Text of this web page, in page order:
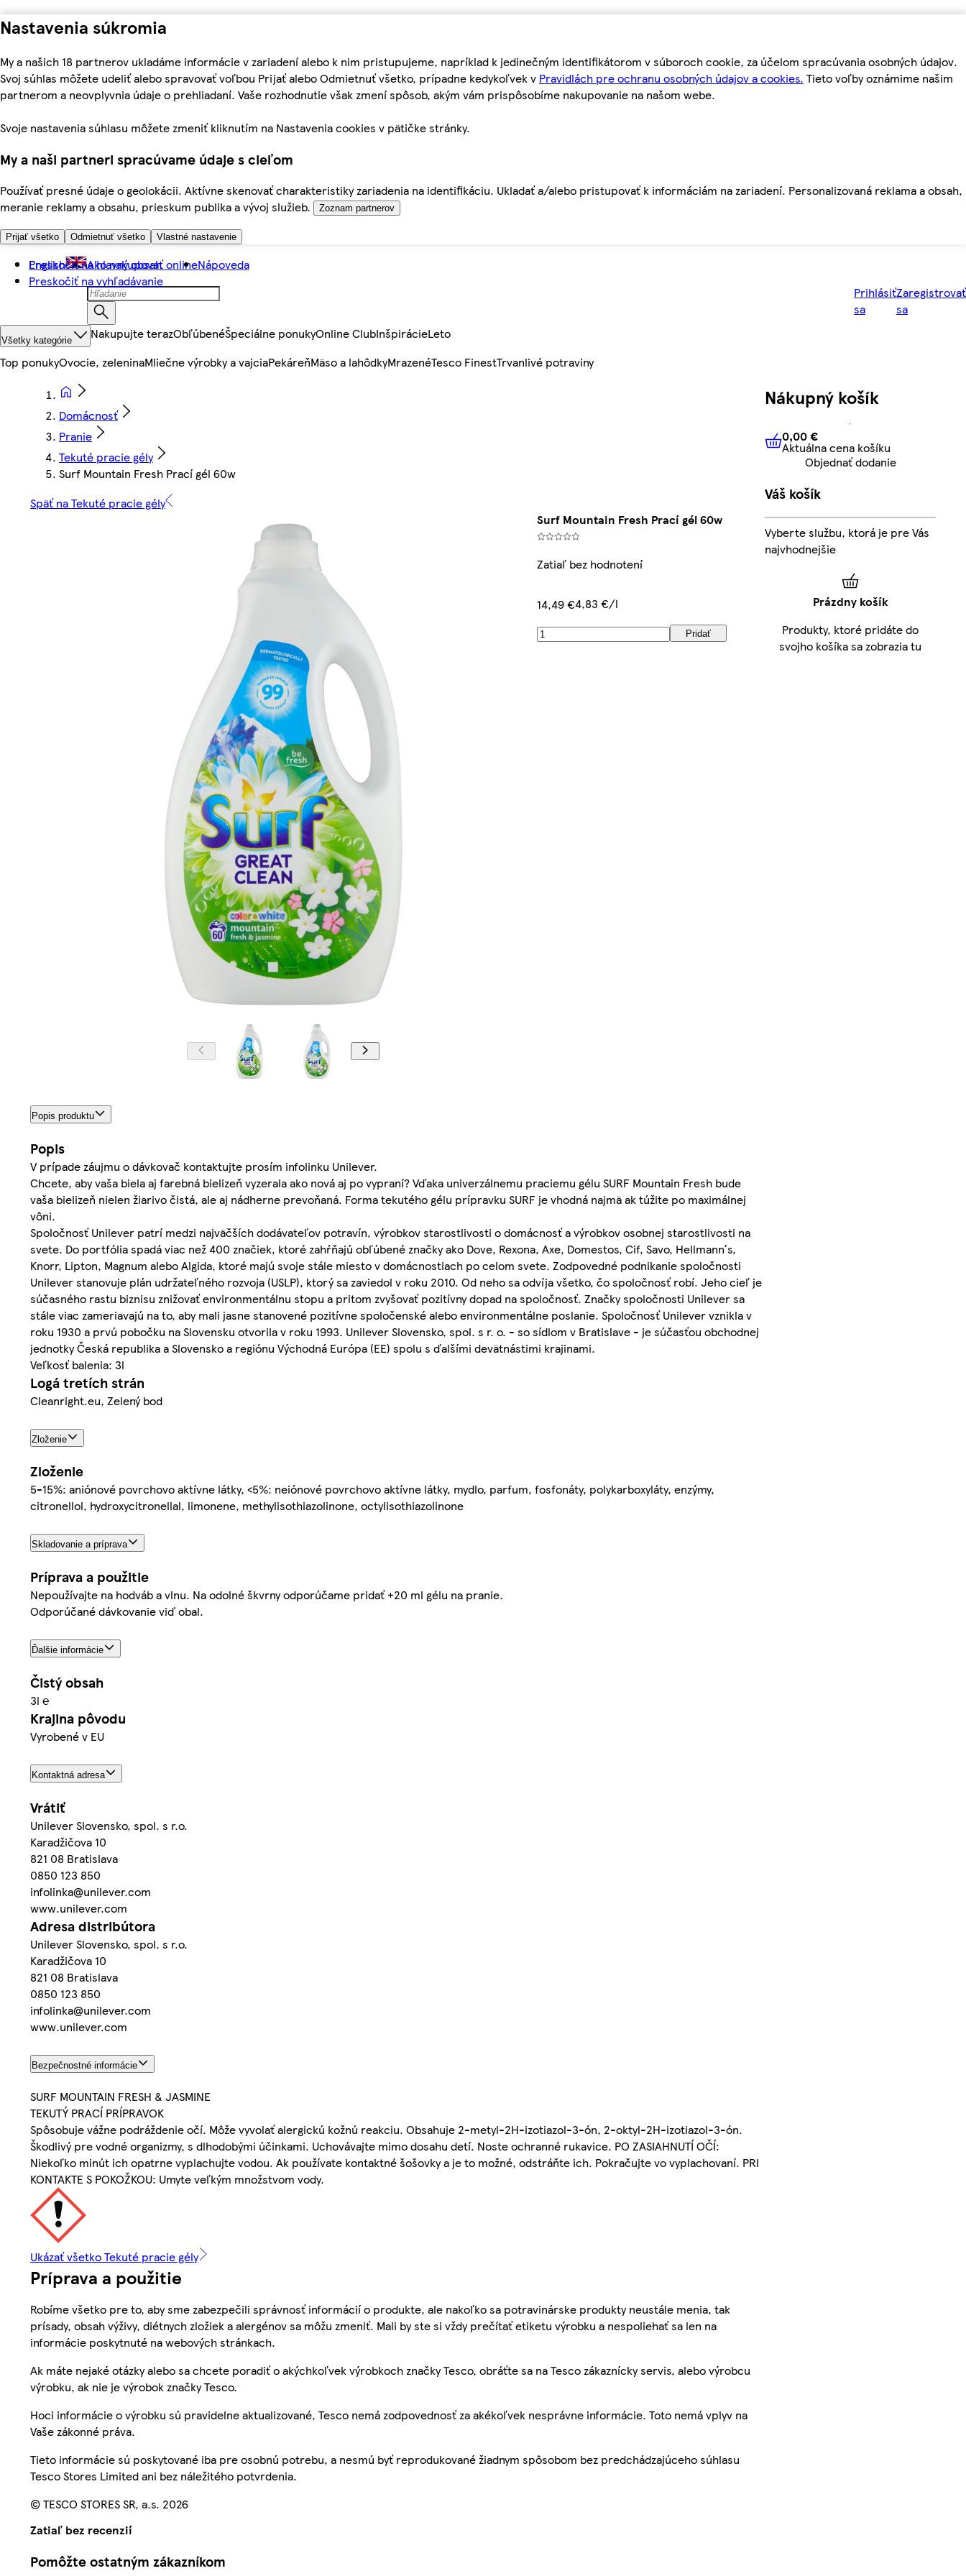
Nastavenia súkromia
My a našich 18 partnerov ukladáme informácie v zariadení alebo k nim pristupujeme, napríklad k jedinečným identifikátorom v súboroch cookie, za účelom spracúvania osobných údajov.
Svoj súhlas môžete udeliť alebo spravovať voľbou Prijať alebo Odmietnuť všetko, prípadne kedykoľvek v Pravidlách pre ochranu osobných údajov a cookies. Tieto voľby oznámime našim
partnerom a neovplyvnia údaje o prehliadaní. Vaše rozhodnutie však zmení spôsob, akým vám prispôsobíme nakupovanie na našom webe.
Svoje nastavenia súhlasu môžete zmeniť kliknutím na Nastavenia cookies v pätičke stránky.
My a naši partneri spracúvame údaje s cieľom
Používať presné údaje o geolokácii. Aktívne skenovať charakteristiky zariadenia na identifikáciu. Ukladať a/alebo pristupovať k informáciám na zariadení. Personalizovaná reklama a obsah,
meranie reklamy a obsahu, prieskum publika a vývoj služieb.
Zoznam partnerov
Prijať všetko Odmietnuť všetko Vlastné nastavenie
Preskočiť na hlavný obsah
Preskočiť na vyhľadávanie
English Ako nakupovať onlineNápoveda
Prihlásiť
sa
Zaregistrovať
sa
Všetky kategórie Nakupujte terazObľúbenéŠpeciálne ponukyOnline ClubInšpirácieLeto
Top ponukyOvocie, zeleninaMliečne výrobky a vajciaPekáreňMäso a lahôdkyMrazenéTesco FinestTrvanlivé potraviny
Domácnosť
Pranie
Tekuté pracie gély
Surf Mountain Fresh Prací gél 60w
Späť na Tekuté pracie gély
Surf Mountain Fresh Prací gél 60w
Zatiaľ bez hodnotení
14,49 €4,83 €/l
Pridať
Popis produktu
Popis
V prípade záujmu o dávkovač kontaktujte prosím infolinku Unilever.
Chcete, aby vaša biela aj farebná bielizeň vyzerala ako nová aj po vypraní? Vďaka univerzálnemu praciemu gélu SURF Mountain Fresh bude
vaša bielizeň nielen žiarivo čistá, ale aj nádherne prevoňaná. Forma tekutého gélu prípravku SURF je vhodná najmä ak túžite po maximálnej
vôni.
Spoločnosť Unilever patrí medzi najväčších dodávateľov potravín, výrobkov starostlivosti o domácnosť a výrobkov osobnej starostlivosti na
svete. Do portfólia spadá viac než 400 značiek, ktoré zahŕňajú obľúbené značky ako Dove, Rexona, Axe, Domestos, Cif, Savo, Hellmann´s,
Knorr, Lipton, Magnum alebo Algida, ktoré majú svoje stále miesto v domácnostiach po celom svete. Zodpovedné podnikanie spoločnosti
Unilever stanovuje plán udržateľného rozvoja (USLP), ktorý sa zaviedol v roku 2010. Od neho sa odvíja všetko, čo spoločnosť robí. Jeho cieľ je
súčasného rastu biznisu znižovať environmentálnu stopu a pritom zvyšovať pozitívny dopad na spoločnosť. Značky spoločnosti Unilever sa
stále viac zameriavajú na to, aby mali jasne stanovené pozitívne spoločenské alebo environmentálne poslanie. Spoločnosť Unilever vznikla v
roku 1930 a prvú pobočku na Slovensku otvorila v roku 1993. Unilever Slovensko, spol. s r. o. - so sídlom v Bratislave - je súčasťou obchodnej
jednotky Česká republika a Slovensko a regiónu Východná Európa (EE) spolu s ďalšími devätnástimi krajinami.
Veľkosť balenia: 3l
Logá tretích strán
Cleanright.eu, Zelený bod
Zloženie
Zloženie
5-15%: aniónové povrchovo aktívne látky, <5%: neiónové povrchovo aktívne látky, mydlo, parfum, fosfonáty, polykarboxyláty, enzýmy,
citronellol, hydroxycitronellal, limonene, methylisothiazolinone, octylisothiazolinone
Skladovanie a príprava
Príprava a použitie
Nepoužívajte na hodváb a vlnu. Na odolné škvrny odporúčame pridať +20 ml gélu na pranie.
Odporúčané dávkovanie viď obal.
Ďalšie informácie
Čistý obsah
3l ℮
Krajina pôvodu
Vyrobené v EU
Kontaktná adresa
Vrátiť
Unilever Slovensko, spol. s r.o.
Karadžičova 10
821 08 Bratislava
0850 123 850
infolinka@unilever.com
www.unilever.com
Adresa distribútora
Unilever Slovensko, spol. s r.o.
Karadžičova 10
821 08 Bratislava
0850 123 850
infolinka@unilever.com
www.unilever.com
Bezpečnostné informácie
SURF MOUNTAIN FRESH & JASMINE
TEKUTÝ PRACÍ PRÍPRAVOK
Spôsobuje vážne podráždenie očí. Môže vyvolať alergickú kožnú reakciu. Obsahuje 2-metyl-2H-izotiazol-3-ón, 2-oktyl-2H-izotiazol-3-ón.
Škodlivý pre vodné organizmy, s dlhodobými účinkami. Uchovávajte mimo dosahu detí. Noste ochranné rukavice. PO ZASIAHNUTÍ OČÍ:
Niekoľko minút ich opatrne vyplachujte vodou. Ak používate kontaktné šošovky a je to možné, odstráňte ich. Pokračujte vo vyplachovaní. PRI
KONTAKTE S POKOŽKOU: Umyte veľkým množstvom vody.
Ukázať všetko Tekuté pracie gély
Príprava a použitie
Robíme všetko pre to, aby sme zabezpečili správnosť informácií o produkte, ale nakoľko sa potravinárske produkty neustále menia, tak
prísady, obsah výživy, diétnych zložiek a alergénov sa môžu zmeniť. Mali by ste si vždy prečítať etiketu výrobku a nespoliehať sa len na
informácie poskytnuté na webových stránkach.
Ak máte nejaké otázky alebo sa chcete poradiť o akýchkoľvek výrobkoch značky Tesco, obráťte sa na Tesco zákaznícky servis, alebo výrobcu
výrobku, ak nie je výrobok značky Tesco.
Hoci informácie o výrobku sú pravidelne aktualizované, Tesco nemá zodpovednosť za akékoľvek nesprávne informácie. Toto nemá vplyv na
Vaše zákonné práva.
Tieto informácie sú poskytované iba pre osobnú potrebu, a nesmú byť reprodukované žiadnym spôsobom bez predchádzajúceho súhlasu
Tesco Stores Limited ani bez náležitého potvrdenia.
© TESCO STORES SR, a.s. 2026
Zatiaľ bez recenzií
Pomôžte ostatným zákazníkom
Nákupný košík
0,00 € Aktuálna cena košíku
0,00 €
Aktuálna cena košíku
Objednať dodanie
Váš košík
Vyberte službu, ktorá je pre Vás
najvhodnejšie
Prázdny košík
Produkty, ktoré pridáte do
svojho košíka sa zobrazia tu